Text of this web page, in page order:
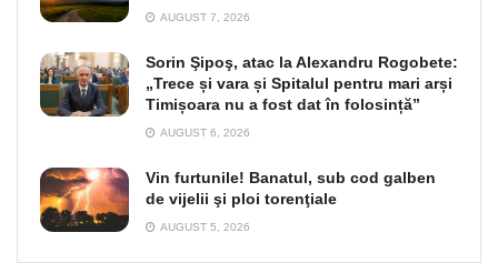
AUGUST 7, 2026
Sorin Şipoş, atac la Alexandru Rogobete:
„Trece și vara și Spitalul pentru mari arși
Timișoara nu a fost dat în folosință”
AUGUST 6, 2026
Vin furtunile! Banatul, sub cod galben
de vijelii şi ploi torenţiale
AUGUST 5, 2026